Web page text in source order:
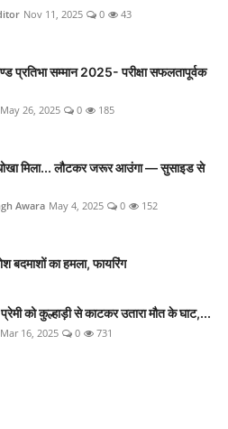
Nov 11, 2025 0 43
प्रतिभा सम्मान 2025- परीक्षा सफलतापूर्वक
May 26, 2025 0 185
धोखा मिला... लौटकर जरूर आउंगा — सुसाइड से
Awara May 4, 2025 0 152
बदमाशों का हमला, फायरिंग
को कुल्हाड़ी से काटकर उतारा मौत के घाट,...
Mar 16, 2025 0 731